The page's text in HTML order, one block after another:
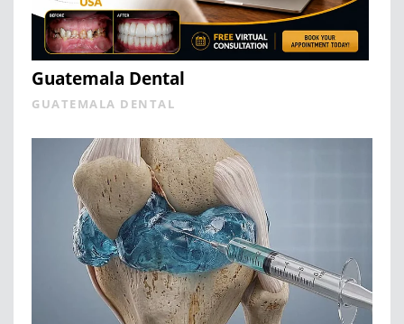
Guatemala Dental
GUATEMALA DENTAL